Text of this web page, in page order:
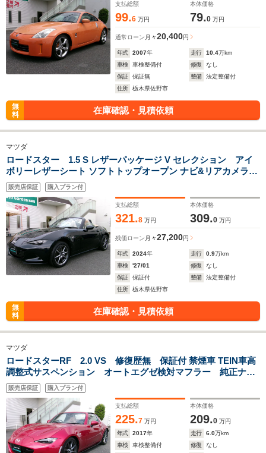
支払総額
99.6 万円
本体価格
79.0 万円
通常ローン 月々20,400円
年式 2007年 走行 10.4万km
車検
車検整備付 修復
なし
保証
保証無 整備
法定整備付
住所
栃木県佐野市
無
料
在庫確認・見積依頼
マツダ
ロードスター 1.5 S レザーパッケージ V セレクション アイ
ボリーレザーシート ソフトトップオープン ナビ&リアカメラ
ETC ドラレコ装備 禁煙車 修復歴無 保証付
販売店保証 購入プラン付
支払総額
321.8 万円
本体価格
309.0 万円
残価ローン 月々27,200円
年式 2024年 走行 0.9万km
車検
'27/01 修復
なし
保証
保証付 整備
法定整備付
住所
栃木県佐野市
無
料
在庫確認・見積依頼
マツダ
ロードスターRF 2.0 VS 修復歴無 保証付 禁煙車 TEIN車高
調整式サスペンション オートエグゼ検対マフラー 純正ナ
ビ・フルセグTV ETC 茶革シート シートヒーター パドル
シフト BOSEサウンドシステム LEDヘッドライト 純正ア
ンダー
販売店保証 購入プラン付
支払総額
225.7 万円
本体価格
209.0 万円
年式
2017年 走行 6.0万km
車検
車検整備付 修復
なし